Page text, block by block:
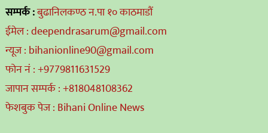
सम्पर्क :बुढानिलकण्ठ न.पा १० काठमाडौं
ईमेल : deependrasarum@gmail.com
न्यूज : bihanionline90@gmail.com
फोन नं : +9779811631529
जापान सम्पर्क : +818048108362
फेशबुक पेज : Bihani Online News